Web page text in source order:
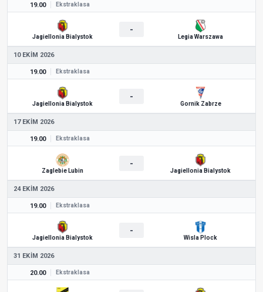
19.00 Ekstraklasa
Jagiellonia Bialystok
-
Legia Warszawa
10 EKIM 2026
19.00 Ekstraklasa
Jagiellonia Bialystok
-
Gornik Zabrze
17 EKIM 2026
19.00 Ekstraklasa
Zaglebie Lubin
-
Jagiellonia Bialystok
24 EKIM 2026
19.00 Ekstraklasa
Jagiellonia Bialystok
-
Wisla Plock
31 EKIM 2026
20.00 Ekstraklasa